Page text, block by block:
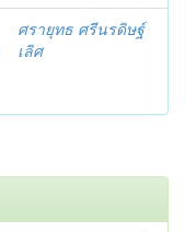
ศรายุทธ ศรีนรดิษฐ์
เลิศ